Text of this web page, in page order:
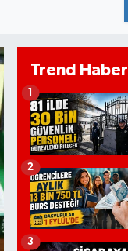
Trend
1
2
3